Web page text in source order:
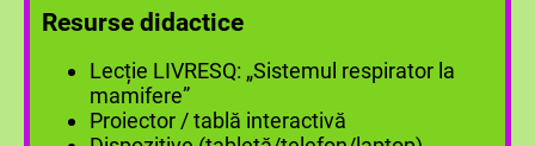
Resurse didactice
Lecție LIVRESQ: „Sistemul respirator la
mamifere”
Proiector / tablă interactivă